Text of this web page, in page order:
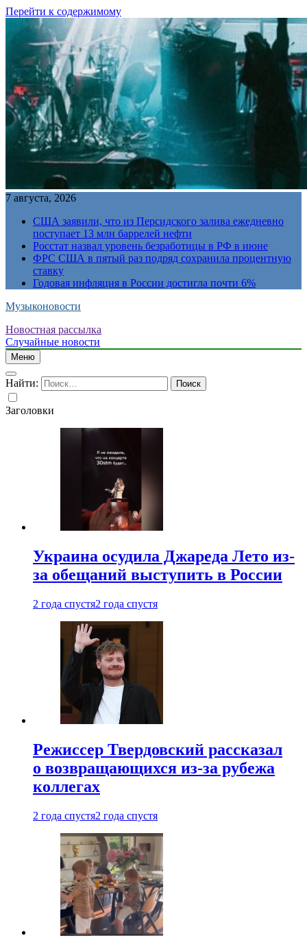
Перейти к содержимому
7 августа, 2026
США заявили, что из Персидского залива ежедневно
поступает 13 млн баррелей нефти
Росстат назвал уровень безработицы в РФ в июне
ФРС США в пятый раз подряд сохранила процентную
ставку
Годовая инфляция в России достигла почти 6%
Музыконовости
Новостная рассылка
Случайные новости
Меню
Найти:
Заголовки
Украина осудила Джареда Лето из-
за обещаний выступить в России
2 года спустя2 года спустя
Режиссер Твердовский рассказал
о возвращающихся из-за рубежа
коллегах
2 года спустя2 года спустя